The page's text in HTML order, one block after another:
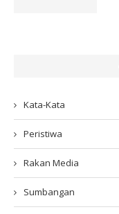
Kata-Kata
Peristiwa
Rakan Media
Sumbangan